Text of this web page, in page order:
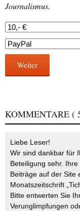
Journalismus.
Weiter
KOMMENTARE (
Liebe Leser!
Wir sind dankbar für
Beteiligung sehr.
Beiträge auf der Site
Monatszeitschrift
Bitte entwerten Sie
Verunglimpfungen